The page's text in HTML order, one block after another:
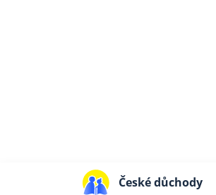
České důchody